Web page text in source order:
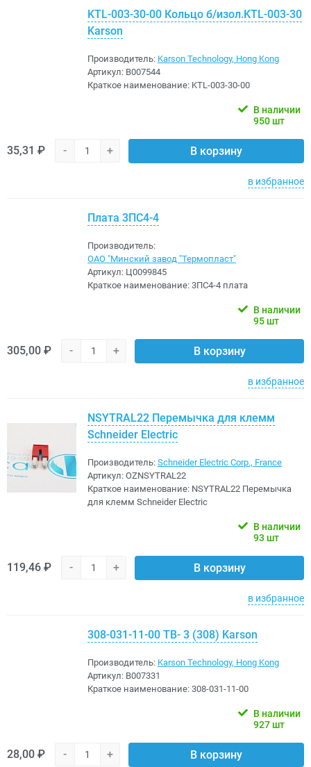
KTL-003-30-00 Кольцо б/изол.KTL-003-30
Karson
Производитель: Karson Technology, Hong Kong
Артикул: B007544
Краткое наименование: KTL-003-30-00
В наличии
950 шт
35,31 ₽ - + В корзину
в избранное
Плата 3ПС4-4
Производитель:
ОАО "Минский завод "Термопласт"
Артикул: Ц0099845
Краткое наименование: 3ПС4-4 плата
В наличии
95 шт
305,00 ₽ - + В корзину
в избранное
NSYTRAL22 Перемычка для клемм
Schneider Electric
Производитель: Schneider Electric Corp., France
Артикул: OZNSYTRAL22
Краткое наименование: NSYTRAL22 Перемычка
для клемм Schneider Electric
В наличии
93 шт
119,46 ₽ - + В корзину
в избранное
308-031-11-00 ТВ- 3 (308) Karson
Производитель: Karson Technology, Hong Kong
Артикул: B007331
Краткое наименование: 308-031-11-00
В наличии
927 шт
28,00 ₽ - + В корзину